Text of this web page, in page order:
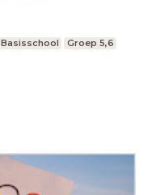
Basisschool Groep 5,6